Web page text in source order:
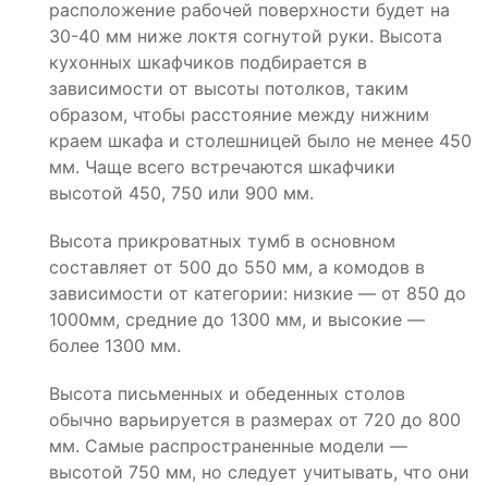
расположение рабочей поверхности будет на
30-40 мм ниже локтя согнутой руки. Высота
кухонных шкафчиков подбирается в
зависимости от высоты потолков, таким
образом, чтобы расстояние между нижним
краем шкафа и столешницей было не менее 450
мм. Чаще всего встречаются шкафчики
высотой 450, 750 или 900 мм.
Высота прикроватных тумб в основном
составляет от 500 до 550 мм, а комодов в
зависимости от категории: низкие — от 850 до
1000мм, средние до 1300 мм, и высокие —
более 1300 мм.
Высота письменных и обеденных столов
обычно варьируется в размерах от 720 до 800
мм. Самые распространенные модели —
высотой 750 мм, но следует учитывать, что они